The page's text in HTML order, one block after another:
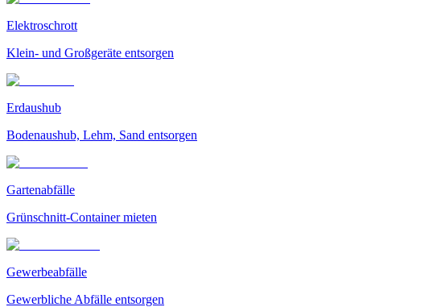
Elektroschrott
Klein- und Großgeräte entsorgen
Erdaushub
Bodenaushub, Lehm, Sand entsorgen
Gartenabfälle
Grünschnitt-Container mieten
Gewerbeabfälle
Gewerbliche Abfälle entsorgen